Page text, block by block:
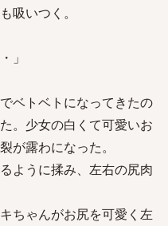
吸いつく。
」
ベトベトになってきたの
。少女の白くて可愛いお
が露わになった。
ように揉み、左右の尻肉
ちゃんがお尻を可愛く左